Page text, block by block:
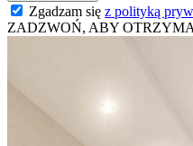
Zgadzam się z polityką
ZADZWOŃ, ABY